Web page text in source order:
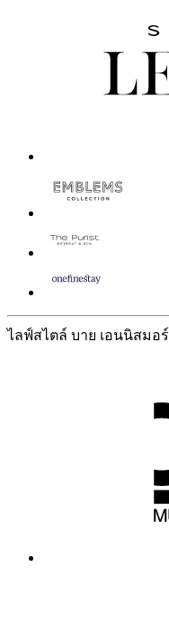
ไลฟ์สไตล์ บาย เอนนิสมอร์